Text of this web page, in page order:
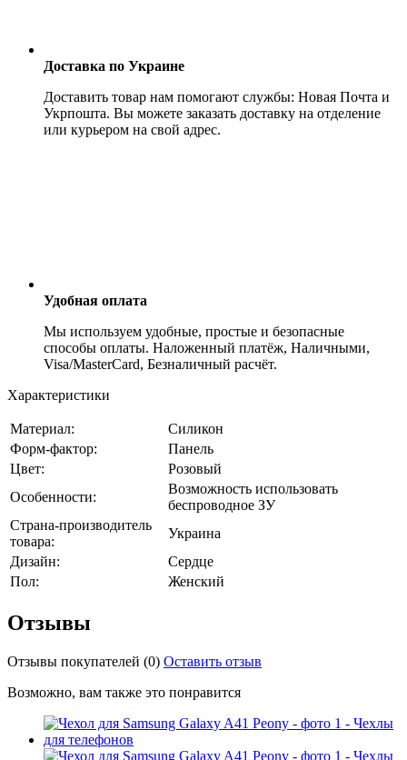
Доставка по Украине
Доставить товар нам помогают службы: Новая Почта и
Укрпошта. Вы можете заказать доставку на отделение
или курьером на свой адрес.
Удобная оплата
Мы используем удобные, простые и безопасные
способы оплаты. Наложенный платёж, Наличными,
Visa/MasterCard, Безналичный расчёт.
Характеристики
Материал:
Силикон
Форм-фактор:
Панель
Цвет:
Розовый
Особенности:
Возможность использовать
беспроводное ЗУ
Страна-производитель
товара:
Украина
Дизайн:
Сердце
Пол:
Женский
Отзывы
Отзывы покупателей (0) Оставить отзыв
Возможно, вам также это понравится